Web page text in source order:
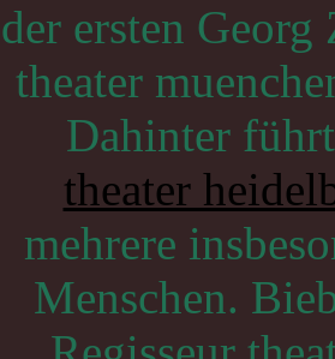
der ersten
theater
Dahinter
theater
mehrere
Menschen.